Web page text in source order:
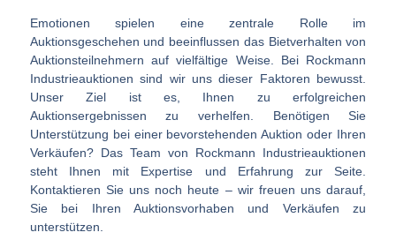
Emotionen spielen eine zentrale Rolle im
Auktionsgeschehen und beeinflussen das Bietverhalten von
Auktionsteilnehmern auf vielfältige Weise. Bei Rockmann
Industrieauktionen sind wir uns dieser Faktoren bewusst.
Unser Ziel ist es, Ihnen zu erfolgreichen
Auktionsergebnissen zu verhelfen. Benötigen Sie
Unterstützung bei einer bevorstehenden Auktion oder Ihren
Verkäufen? Das Team von Rockmann Industrieauktionen
steht Ihnen mit Expertise und Erfahrung zur Seite.
Kontaktieren Sie uns noch heute – wir freuen uns darauf,
Sie bei Ihren Auktionsvorhaben und Verkäufen zu
unterstützen.